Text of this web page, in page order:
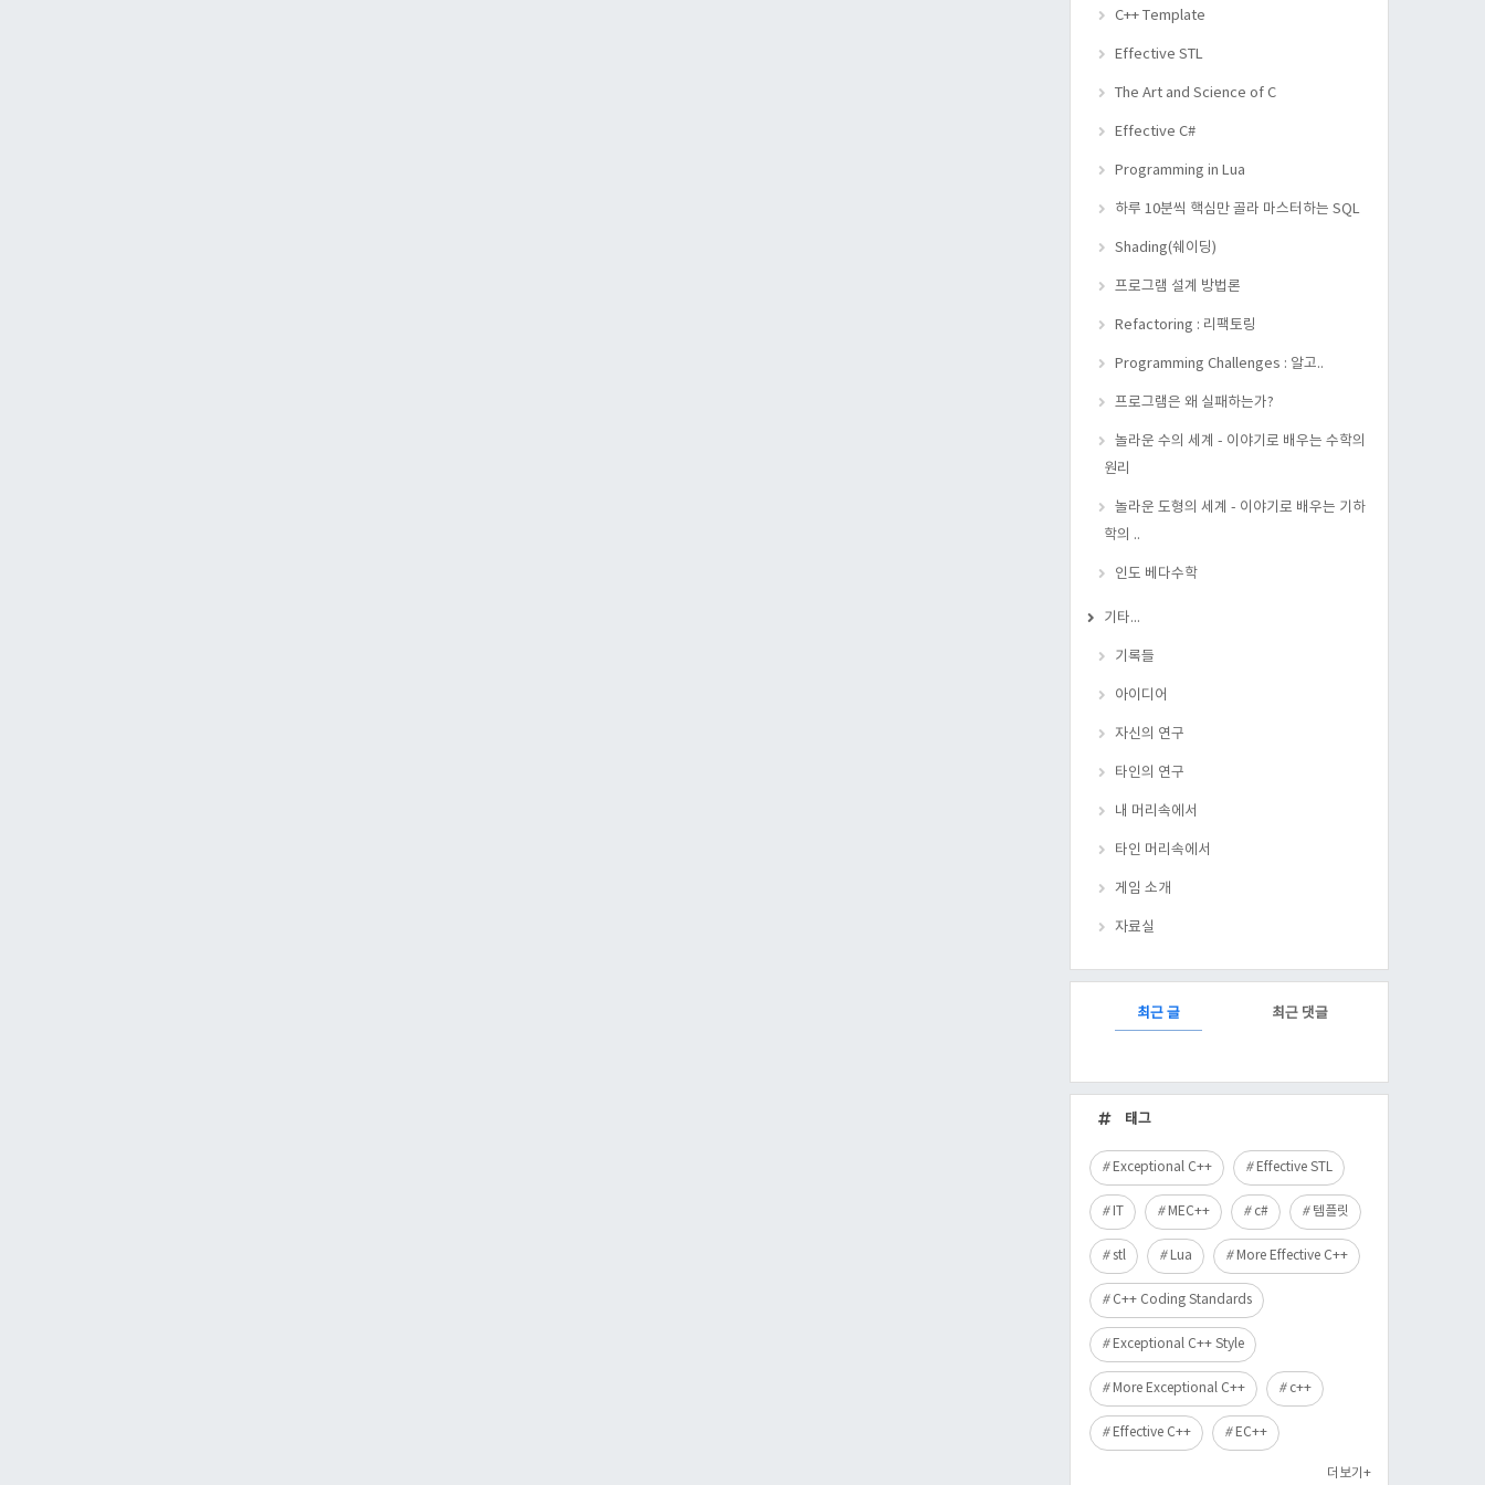
C++ Template
Effective STL
The Art and Science of C
Effective C#
Programming in Lua
하루 10분씩 핵심만 골라 마스터하는 SQL
Shading(쉐이딩)
프로그램 설계 방법론
Refactoring : 리팩토링
Programming Challenges : 알고..
프로그램은 왜 실패하는가?
놀라운 수의 세계 - 이야기로 배우는 수학의
원리
놀라운 도형의 세계 - 이야기로 배우는 기하
학의 ..
인도 베다수학
기타...
기록들
아이디어
자신의 연구
타인의 연구
내 머리속에서
타인 머리속에서
게임 소개
자료실
RECENTLY최근 글 최근 댓글
근
글
태그
Exceptional C++ Effective STL
IT MEC++ c# 템플릿
stl Lua More Effective C++
C++ Coding Standards
Exceptional C++ Style
More Exceptional C++ c++
Effective C++ EC++
더보기+